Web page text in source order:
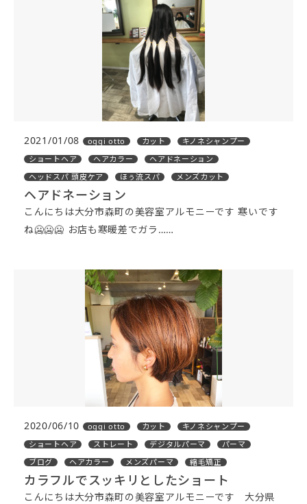
2021/01/08 oggi otto カット
キノネシャンプー
ショートヘア
ヘアカラー
ヘアドネーション
ヘッドスパ 頭皮ケア
ほぅ流スパ メンズカット
ヘアドネーション
こんにちは大分市森町の美容室アルモニーです 寒いです
ね🥶🥶🥶 お店も寒暖差でガラ……
2020/06/10 oggi otto カット
キノネシャンプー
ショートヘア
ストレート デジタルパーマ
パーマ
ブログ
ヘアカラー メンズパーマ 縮毛矯正
カラフルでスッキリとしたショート
こんにちは大分市森町の美容室アルモニーです 大分県